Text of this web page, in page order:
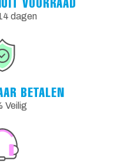
dagen
BETALEN
Veilig